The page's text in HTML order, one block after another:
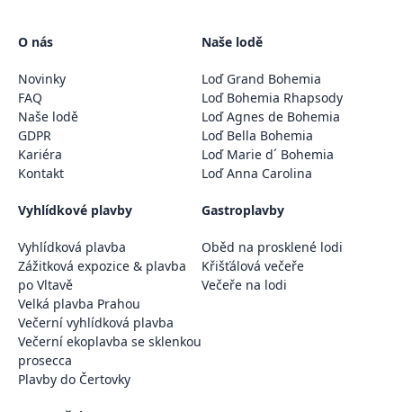
O nás
Novinky
FAQ
Naše lodě
GDPR
Kariéra
Kontakt
Naše lodě
Loď Grand Bohemia
Loď Bohemia Rhapsody
Loď Agnes de Bohemia
Loď Bella Bohemia
Loď Marie d´ Bohemia
Loď Anna Carolina
Vyhlídkové plavby
Vyhlídková plavba
Zážitková expozice & plavba
po Vltavě
Velká plavba Prahou
Večerní vyhlídková plavba
Večerní ekoplavba se sklenkou
prosecca
Plavby do Čertovky
Gastroplavby
Oběd na prosklené lodi
Křišťálová večeře
Večeře na lodi